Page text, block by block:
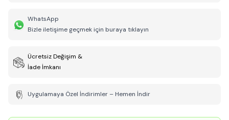
WhatsApp
Bizle iletişime geçmek için buraya tıklayın
Ücretsiz Değişim &
İade İmkanı
Uygulamaya Özel İndirimler – Hemen İndir